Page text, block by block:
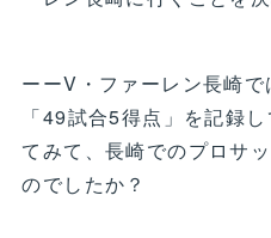
ーーV・ファーレン長崎で
「49試合5得点」を記録
てみて、長崎でのプロサ
のでしたか？